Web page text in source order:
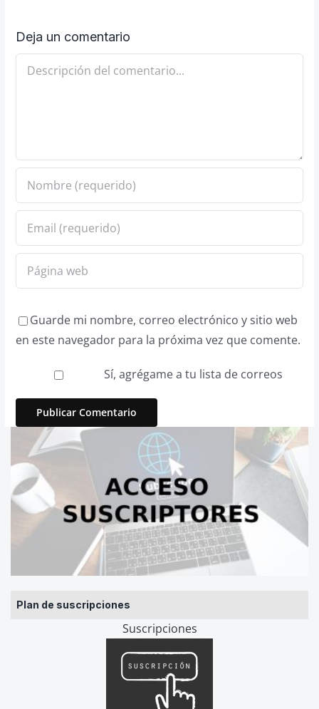
Plan de suscripciones
Suscripciones
Deja un comentario
Comentario
Guarde mi nombre, correo electrónico y sitio web
en este navegador para la próxima vez que comente.
Sí, agrégame a tu lista de correos